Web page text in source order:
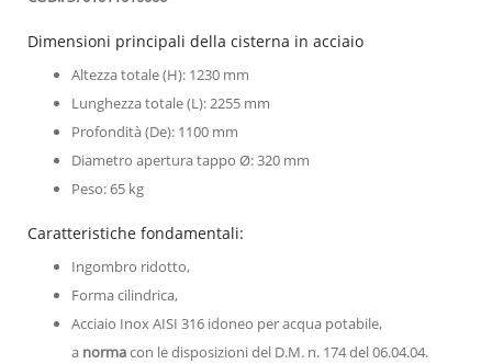
Dimensioni principali della cisterna in acciaio
Altezza totale (H): 1230 mm
Lunghezza totale (L): 2255 mm
Profondità (De): 1100 mm
Diametro apertura tappo Ø: 320 mm
Peso: 65 kg
Caratteristiche fondamentali:
Ingombro ridotto,
Forma cilindrica,
Acciaio Inox AISI 316 idoneo per acqua potabile,
a normacon le disposizioni del D.M. n. 174 del 06.04.04.